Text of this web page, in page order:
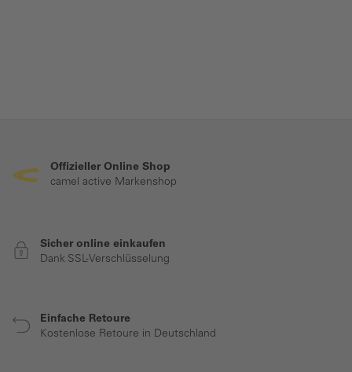
Offizieller Online Shop
camel active Markenshop
Sicher online einkaufen
Dank SSL-Verschlüsselung
Einfache Retoure
Kostenlose Retoure in Deutschland